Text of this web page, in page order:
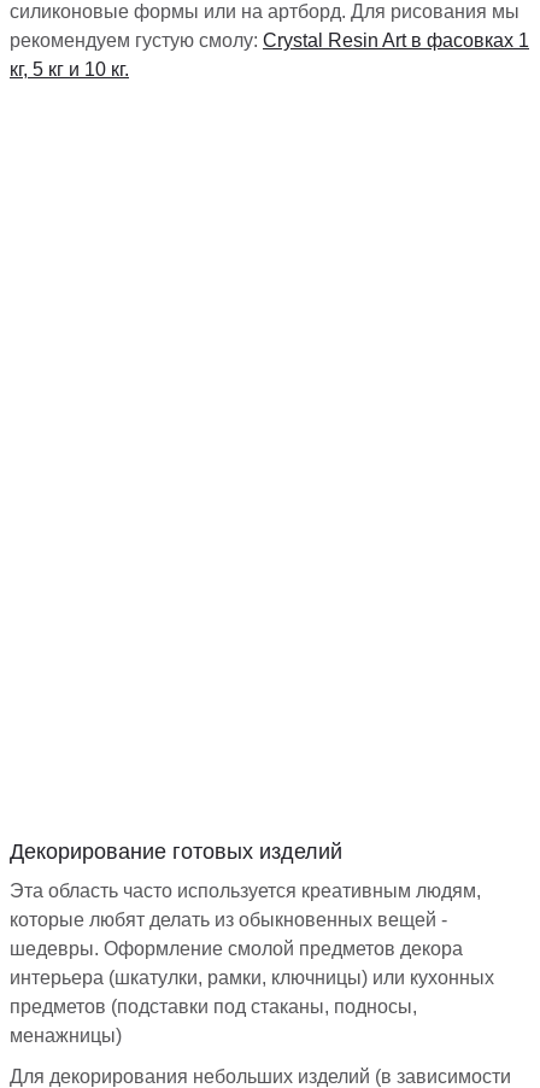
силиконовые формы или на артборд. Для рисования мы
рекомендуем густую смолу: Crystal Resin Art в фасовках 1
кг, 5 кг и 10 кг.
Декорирование готовых изделий
Эта область часто используется креативным людям,
которые любят делать из обыкновенных вещей -
шедевры. Оформление смолой предметов декора
интерьера (шкатулки, рамки, ключницы) или кухонных
предметов (подставки под стаканы, подносы,
менажницы)
Для декорирования небольших изделий (в зависимости